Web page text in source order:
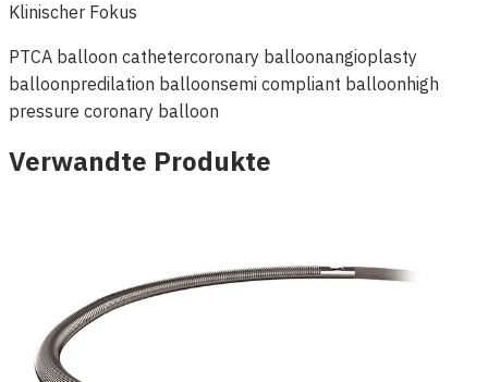
Klinischer Fokus
PTCA balloon cathetercoronary balloonangioplasty
balloonpredilation balloonsemi compliant balloon high
pressure coronary balloon
Verwandte Produkte